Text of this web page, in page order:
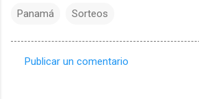
Panamá Sorteos
Publicar un comentario